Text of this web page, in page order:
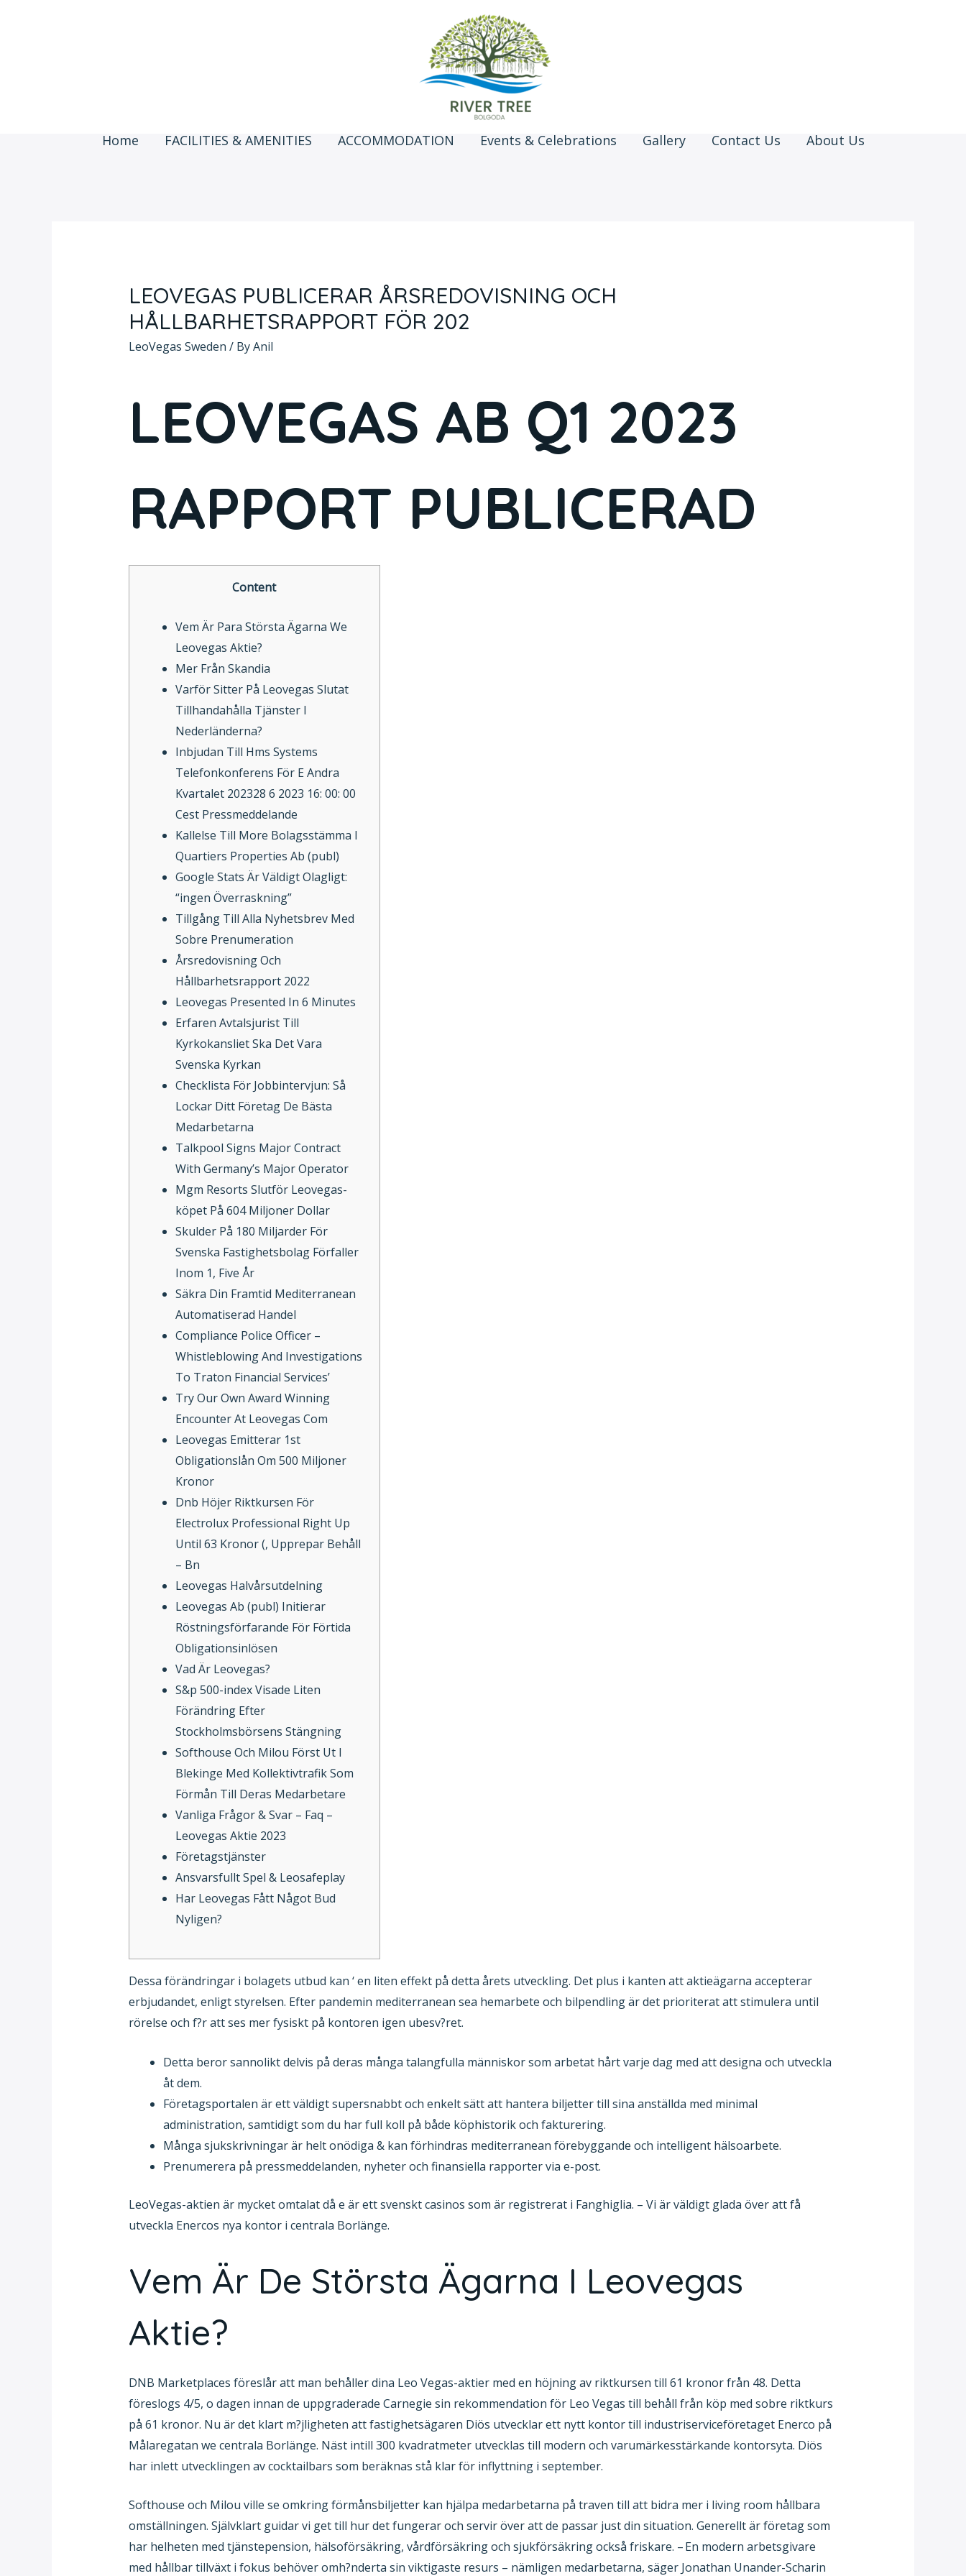
Home FACILITIES & AMENITIES ACCOMMODATION Events & Celebrations Gallery Contact Us About Us
LEOVEGAS PUBLICERAR ÅRSREDOVISNING OCH
HÅLLBARHETSRAPPORT FÖR 202
LeoVegas Sweden / ByAnil
LEOVEGAS AB Q1 2023
RAPPORT PUBLICERAD
Content
Vem Är Para Största Ägarna We
Leovegas Aktie?
Mer Från Skandia
Varför Sitter På Leovegas Slutat
Tillhandahålla Tjänster I
Nederländerna?
Inbjudan Till Hms Systems
Telefonkonferens För E Andra
Kvartalet 202328 6 2023 16: 00: 00
Cest Pressmeddelande
Kallelse Till More Bolagsstämma I
Quartiers Properties Ab (publ)
Google Stats Är Väldigt Olagligt:
“ingen Överraskning”
Tillgång Till Alla Nyhetsbrev Med
Sobre Prenumeration
Årsredovisning Och
Hållbarhetsrapport 2022
Leovegas Presented In 6 Minutes
Erfaren Avtalsjurist Till
Kyrkokansliet Ska Det Vara
Svenska Kyrkan
Checklista För Jobbintervjun: Så
Lockar Ditt Företag De Bästa
Medarbetarna
Talkpool Signs Major Contract
With Germany’s Major Operator
Mgm Resorts Slutför Leovegas-
köpet På 604 Miljoner Dollar
Skulder På 180 Miljarder För
Svenska Fastighetsbolag Förfaller
Inom 1, Five År
Säkra Din Framtid Mediterranean
Automatiserad Handel
Compliance Police Officer –
Whistleblowing And Investigations
To Traton Financial Services’
Try Our Own Award Winning
Encounter At Leovegas Com
Leovegas Emitterar 1st
Obligationslån Om 500 Miljoner
Kronor
Dnb Höjer Riktkursen För
Electrolux Professional Right Up
Until 63 Kronor (, Upprepar Behåll
– Bn
Leovegas Halvårsutdelning
Leovegas Ab (publ) Initierar
Röstningsförfarande För Förtida
Obligationsinlösen
Vad Är Leovegas?
S&p 500-index Visade Liten
Förändring Efter
Stockholmsbörsens Stängning
Softhouse Och Milou Först Ut I
Blekinge Med Kollektivtrafik Som
Förmån Till Deras Medarbetare
Vanliga Frågor & Svar – Faq –
Leovegas Aktie 2023
Företagstjänster
Ansvarsfullt Spel & Leosafeplay
Har Leovegas Fått Något Bud
Nyligen?
Dessa förändringar i bolagets utbud kan ‘ en liten effekt på detta årets utveckling. Det plus i kanten att aktieägarna accepterar
erbjudandet, enligt styrelsen. Efter pandemin mediterranean sea hemarbete och bilpendling är det prioriterat att stimulera until
rörelse och f?r att ses mer fysiskt på kontoren igen ubesv?ret.
Detta beror sannolikt delvis på deras många talangfulla människor som arbetat hårt varje dag med att designa och utveckla
åt dem.
Företagsportalen är ett väldigt supersnabbt och enkelt sätt att hantera biljetter till sina anställda med minimal
administration, samtidigt som du har full koll på både köphistorik och fakturering.
Många sjukskrivningar är helt onödiga & kan förhindras mediterranean förebyggande och intelligent hälsoarbete.
Prenumerera på pressmeddelanden, nyheter och finansiella rapporter via e-post.
LeoVegas-aktien är mycket omtalat då e är ett svenskt casinos som är registrerat i Fanghiglia. – Vi är väldigt glada över att få
utveckla Enercos nya kontor i centrala Borlänge.
Vem Är De Största Ägarna I Leovegas
Aktie?
DNB Marketplaces föreslår att man behåller dina Leo Vegas-aktier med en höjning av riktkursen till 61 kronor från 48. Detta
föreslogs 4/5, o dagen innan de uppgraderade Carnegie sin rekommendation för Leo Vegas till behåll från köp med sobre riktkurs
på 61 kronor. Nu är det klart m?jligheten att fastighetsägaren Diös utvecklar ett nytt kontor till industriserviceföretaget Enerco på
Målaregatan we centrala Borlänge. Näst intill 300 kvadratmeter utvecklas till modern och varumärkesstärkande kontorsyta. Diös
har inlett utvecklingen av cocktailbars som beräknas stå klar för inflyttning i september.
Softhouse och Milou ville se omkring förmånsbiljetter kan hjälpa medarbetarna på traven till att bidra mer i living room hållbara
omställningen. Självklart guidar vi get till hur det fungerar och servir över att de passar just din situation. Generellt är företag som
har helheten med tjänstepension, hälsoförsäkring, vårdförsäkring och sjukförsäkring också friskare. – En modern arbetsgivare
med hållbar tillväxt i fokus behöver omh?nderta sin viktigaste resurs – nämligen medarbetarna, säger Jonathan Unander-Scharin